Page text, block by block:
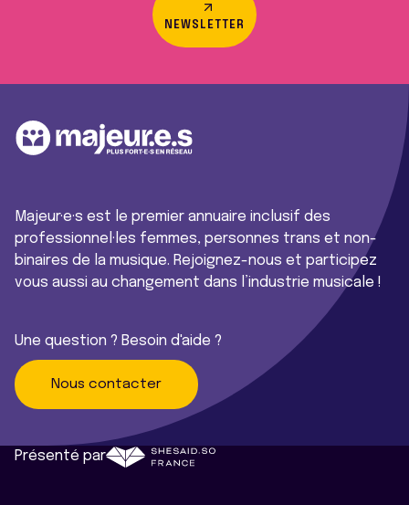
NEWSLETTER
Majeur·e·s est le premier annuaire inclusif des
professionnel·les femmes, personnes trans et non-
binaires de la musique. Rejoignez-nous et participez
vous aussi au changement dans l’industrie musicale !
Une question ? Besoin d'aide ?
Nous contacter
Présenté par